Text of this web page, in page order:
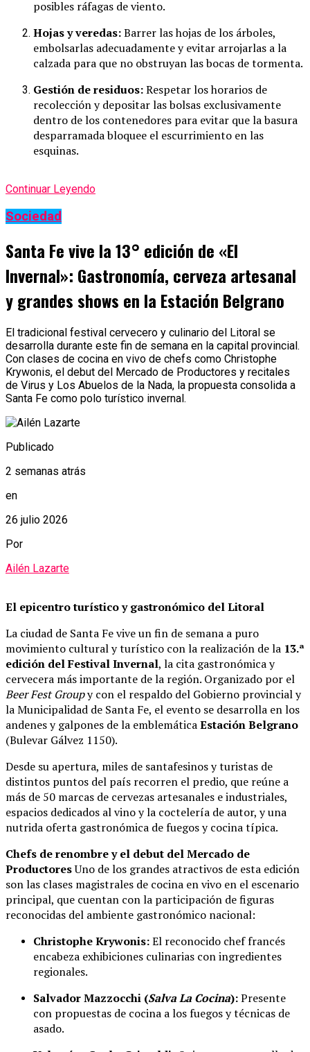
posibles ráfagas de viento.
Hojas y veredas:Barrer las hojas de los árboles,
embolsarlas adecuadamente y evitar arrojarlas a la
calzada para que no obstruyan las bocas de tormenta.
Gestión de residuos:Respetar los horarios de
recolección y depositar las bolsas exclusivamente
dentro de los contenedores para evitar que la basura
desparramada bloquee el escurrimiento en las
esquinas.
Continuar Leyendo
Sociedad
Santa Fe vive la 13° edición de «El
Invernal»: Gastronomía, cerveza artesanal
y grandes shows en la Estación Belgrano
El tradicional festival cervecero y culinario del Litoral se
desarrolla durante este fin de semana en la capital provincial.
Con clases de cocina en vivo de chefs como Christophe
Krywonis, el debut del Mercado de Productores y recitales
de Virus y Los Abuelos de la Nada, la propuesta consolida a
Santa Fe como polo turístico invernal.
Publicado
2 semanas atrás
en
26 julio 2026
Por
Ailén Lazarte
El epicentro turístico y gastronómico del Litoral
La ciudad de Santa Fe vive un fin de semana a puro
movimiento cultural y turístico con la realización de la 13.ª
edición del Festival Invernal, la cita gastronómica y
cervecera más importante de la región. Organizado por el
Beer Fest Groupy con el respaldo del Gobierno provincial y
la Municipalidad de Santa Fe, el evento se desarrolla en los
andenes y galpones de la emblemáticaEstación Belgrano
(Bulevar Gálvez 1150).
Desde su apertura, miles de santafesinos y turistas de
distintos puntos del país recorren el predio, que reúne a
más de 50 marcas de cervezas artesanales e industriales,
espacios dedicados al vino y la coctelería de autor, y una
nutrida oferta gastronómica de fuegos y cocina típica.
Chefs de renombre y el debut del Mercado de
ProductoresUno de los grandes atractivos de esta edición
son las clases magistrales de cocina en vivo en el escenario
principal, que cuentan con la participación de figuras
reconocidas del ambiente gastronómico nacional:
Christophe Krywonis:El reconocido chef francés
encabeza exhibiciones culinarias con ingredientes
regionales.
Salvador Mazzocchi (Salva La Cocina):Presente
con propuestas de cocina a los fuegos y técnicas de
asado.